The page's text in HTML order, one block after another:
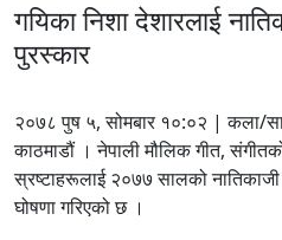
गयिका निशा देशारलाई
पुरस्कार
२०७८ पुष ५, सोमबार १०:०२ | कला/
काठमाडौं । नेपाली मौलिक गीत, संगीतको
स्रष्टाहरूलाई २०७७ सालको नातिकाजी
घोषणा गरिएको छ ।